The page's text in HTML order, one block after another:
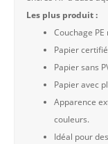
Les plus produit :
Couchage
Papier
Papier sans
Papier avec
Apparence
couleurs.
Idéal pour